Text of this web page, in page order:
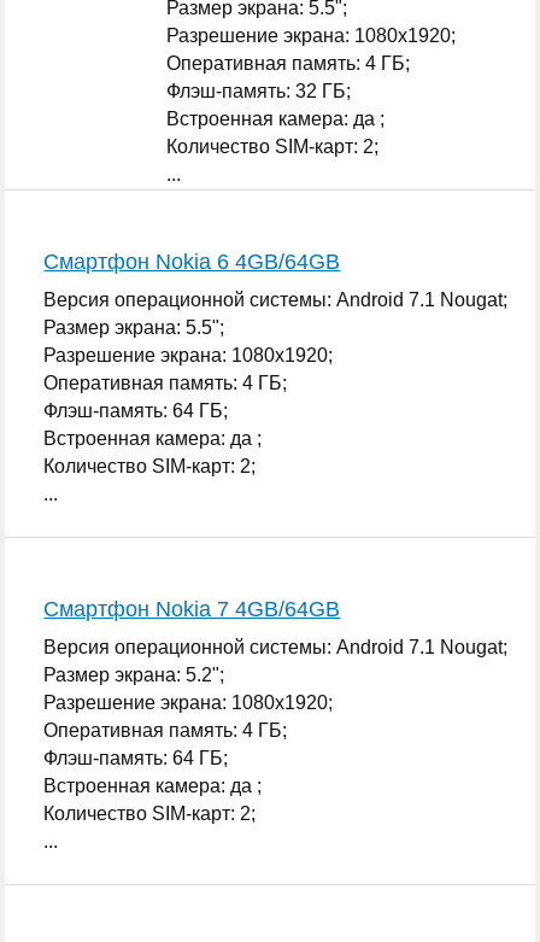
Размер экрана: 5.5";
Разрешение экрана: 1080x1920;
Оперативная память: 4 ГБ;
Флэш-память: 32 ГБ;
Встроенная камера: да ;
Количество SIM-карт: 2;
...
Смартфон Nokia 6 4GB/64GB
Версия операционной системы: Android 7.1 Nougat;
Размер экрана: 5.5";
Разрешение экрана: 1080x1920;
Оперативная память: 4 ГБ;
Флэш-память: 64 ГБ;
Встроенная камера: да ;
Количество SIM-карт: 2;
...
Смартфон Nokia 7 4GB/64GB
Версия операционной системы: Android 7.1 Nougat;
Размер экрана: 5.2";
Разрешение экрана: 1080x1920;
Оперативная память: 4 ГБ;
Флэш-память: 64 ГБ;
Встроенная камера: да ;
Количество SIM-карт: 2;
...